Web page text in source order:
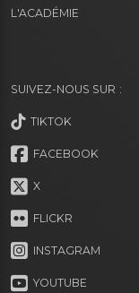
L'ACADÉMIE
SUIVEZ-NOUS SUR :
TIKTOK
FACEBOOK
X
FLICKR
INSTAGRAM
YOUTUBE